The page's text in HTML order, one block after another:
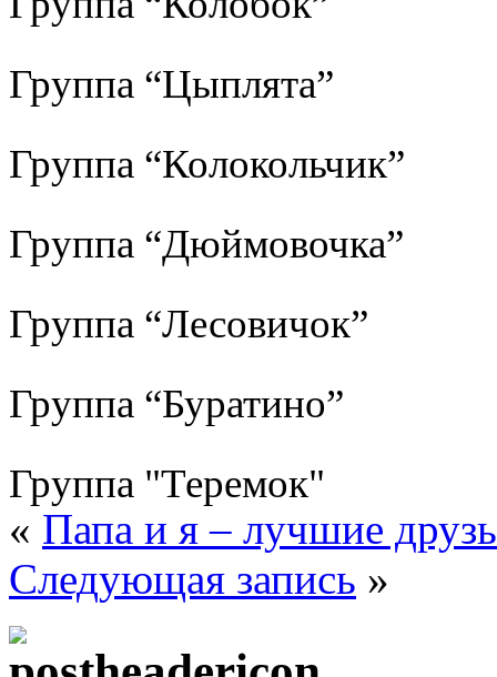
Группа “Цыплята”
Группа “Колокольчик”
Группа “Дюймовочка”
Группа “Лесовичок”
Группа “Буратино”
Группа "Теремок"
« Папа и я – лучшие
Следующая запись »